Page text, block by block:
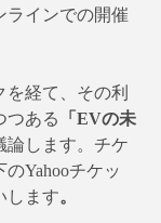
ラインでの開催
経て、その利
つある
「EVの未
論します。チケ
Yahooチケッ
します。